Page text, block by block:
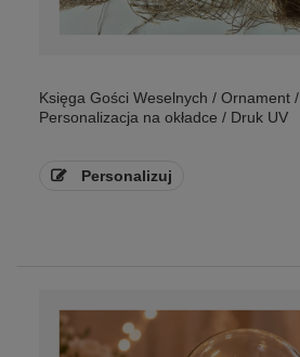
Księga Gości Weselnych / Ornament /
Personalizacja na okładce / Druk UV
Personalizuj